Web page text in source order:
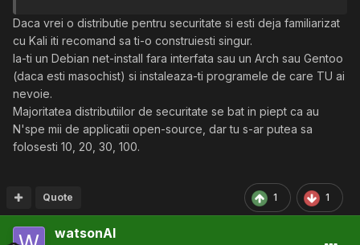
Daca vrei o distributie pentru securitate si esti deja familiarizat
cu Kali iti recomand sa ti-o construiesti singur.
Ia-ti un Debian net-install fara interfata sau un Arch sau Gentoo
(daca esti masochist) si instaleaza-ti programele de care TU ai
nevoie.
Majoritatea distributiilor de securitate se bat in piept ca au
N'spe mii de applicatii open-source, dar tu s-ar putea sa
folosesti 10, 20, 30, 100.
1 1
Quote
watsonAI